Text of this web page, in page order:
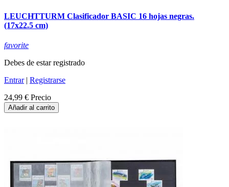
LEUCHTTURM Clasificador BASIC 16 hojas negras.
(17x22.5 cm)
favorite
Debes de estar registrado
Entrar| Registrarse
24,99 € Precio
Añadir al carrito